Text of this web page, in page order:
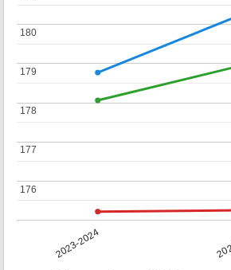
2023-2024
176
176
177
177
178
178
179
179
180
180